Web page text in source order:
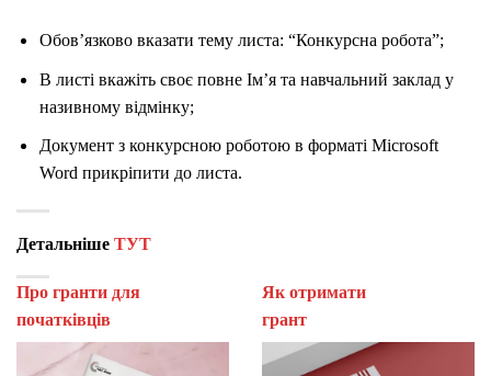
Обов’язково вказати тему листа: “Конкурсна робота”;
В листі вкажіть своє повне Ім’я та навчальний заклад у
називному відмінку;
Документ з конкурсною роботою в форматі Microsoft
Word прикріпити до листа.
Детальніше ТУТ
Про гранти для
початківців
Як отримати